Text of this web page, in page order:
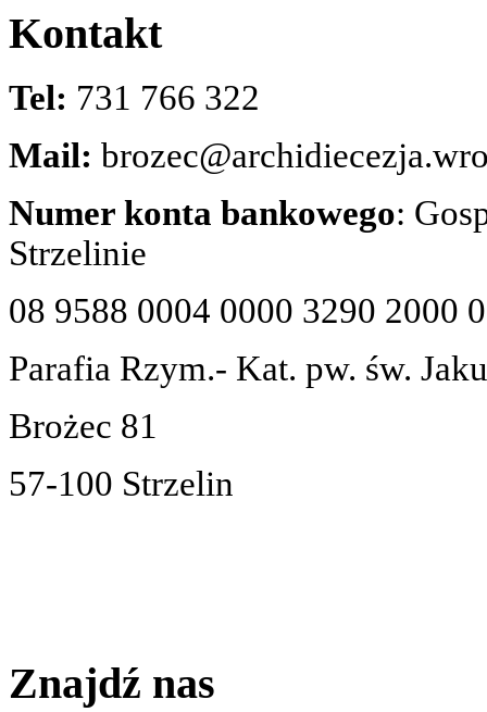
Kontakt
Tel: 731 766 322
Mail:
Numer konta bankowego:
Strzelinie
08 9588 0004 0000 3290 2000
Parafia Rzym.- Kat. pw. św.
Brożec 81
57-100 Strzelin
Znajdź nas